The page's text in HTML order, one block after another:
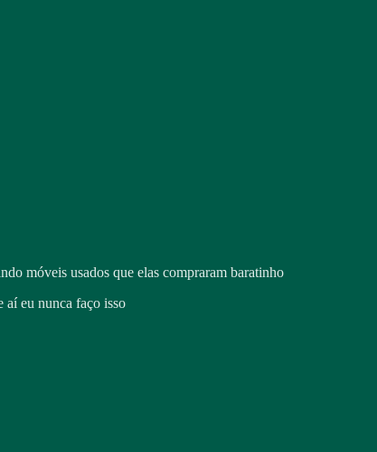
móveis usados que elas compraram baratinho
aí eu nunca faço isso